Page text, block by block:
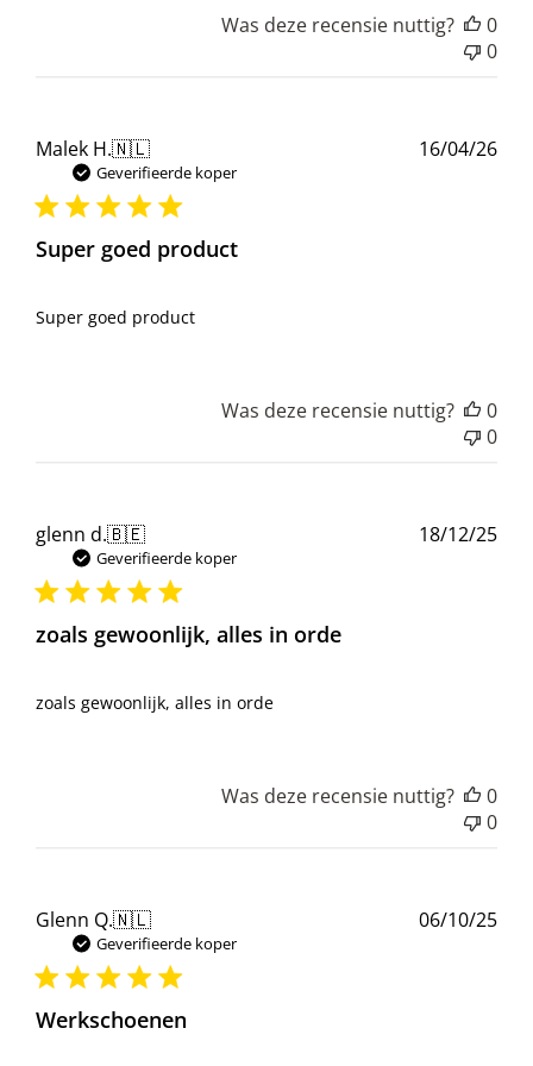
Was deze recensie nuttig?
0
0
Malek H.🇳🇱
Geverifieerde koper
Super goed product
Super goed product
16/04/26
Was deze recensie nuttig?
0
0
glenn d.🇧🇪
Geverifieerde koper
zoals gewoonlijk, alles in orde
zoals gewoonlijk, alles in orde
18/12/25
Was deze recensie nuttig?
0
0
Glenn Q.🇳🇱
Geverifieerde koper
Werkschoenen
06/10/25